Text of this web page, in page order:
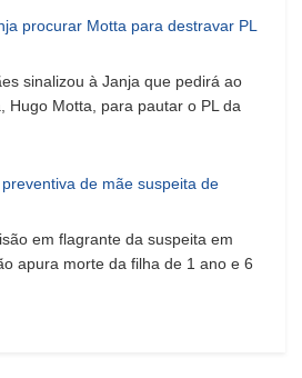
procurar Motta para destravar PL
sinalizou à Janja que pedirá ao
Hugo Motta, para pautar o PL da
de mãe suspeita de
em flagrante da suspeita em
apura morte da filha de 1 ano e 6